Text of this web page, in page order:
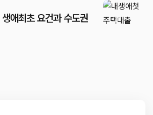
애최초 요건과 수도권